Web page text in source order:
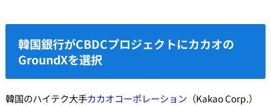
韓国銀行がCBDCプロジェクトにカカオの
GroundXを選択
韓国のハイテク大手カカオコーポレーション （Kakao Corp.）